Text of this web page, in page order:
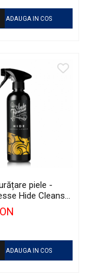
ADAUGA IN COS
piele -
Hide Cleanser
ADAUGA IN COS